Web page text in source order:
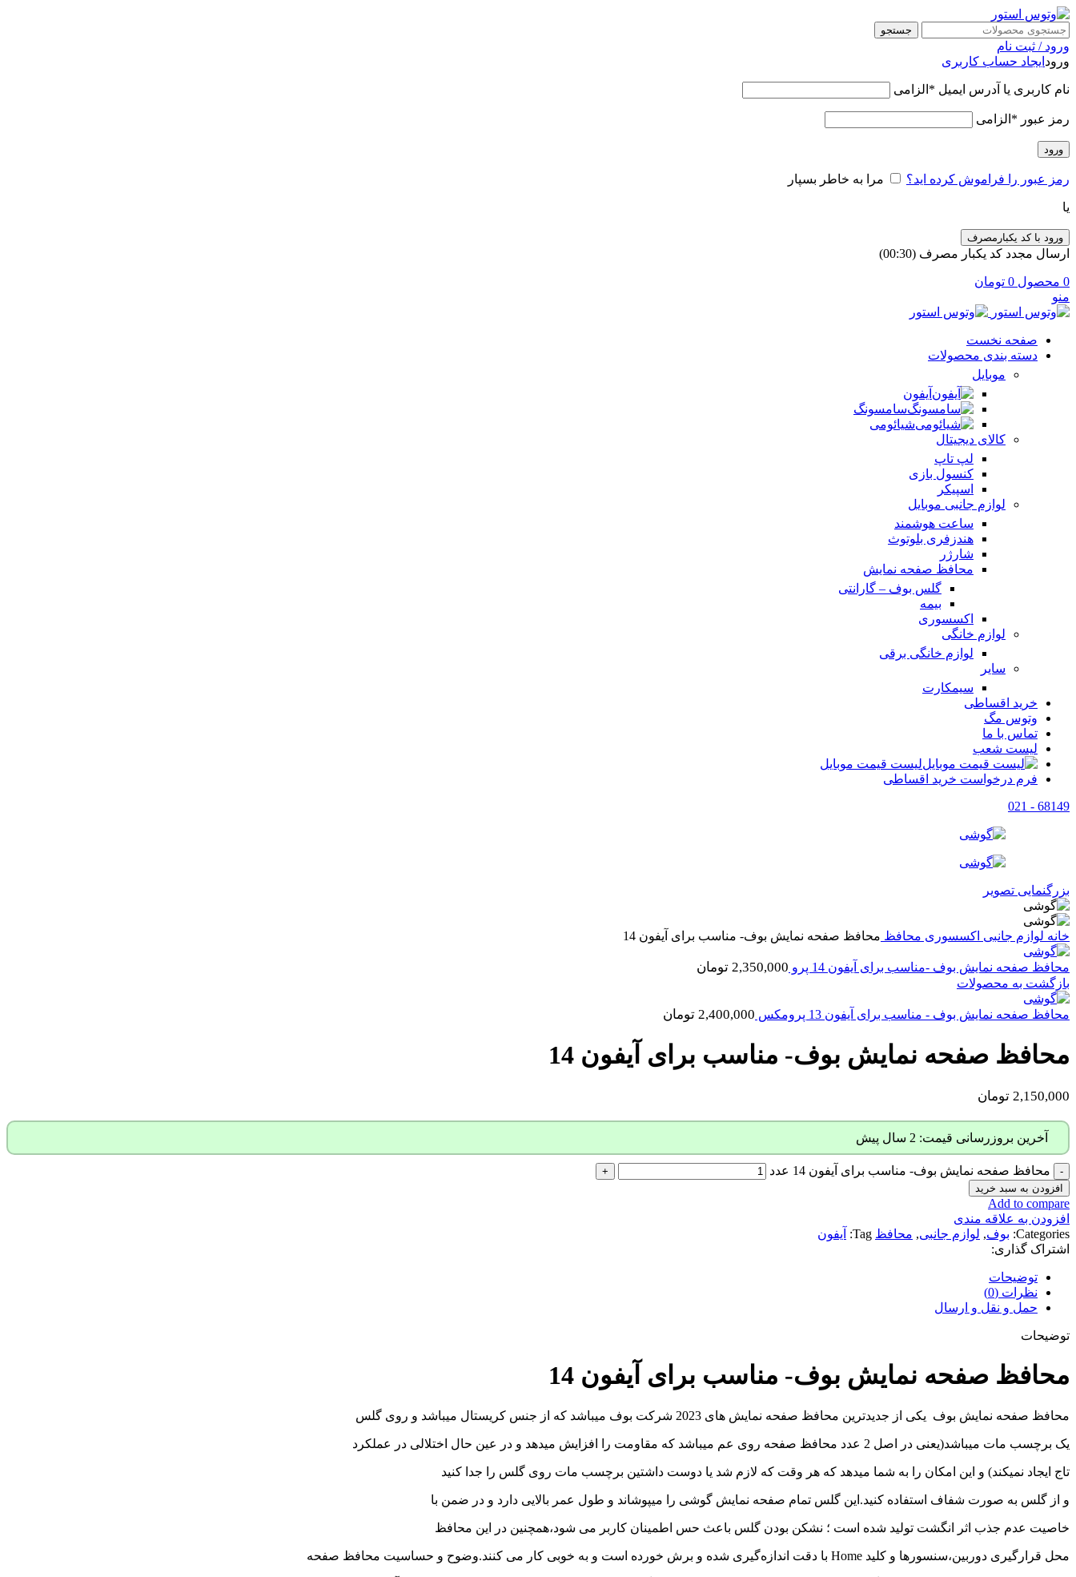
جستجو
ورود / ثبت نام
ورود ایجاد حساب کاربری
نام کاربری یا آدرس ایمیل * الزامی
رمز عبور * الزامی
ورود
رمز عبور را فراموش کرده اید؟ مرا به خاطر بسپار
یا
ورود با کد یکبارمصرف
ارسال مجدد کد یکبار مصرف (00:
30
)
0 محصول 0 تومان
منو
صفحه نخست
دسته بندی محصولات
موبایل
آیفون
سامسونگ
شیائومی
کالای دیجیتال
لپ تاپ
کنسول بازی
اسپیکر
لوازم جانبی موبایل
ساعت هوشمند
هندزفری بلوتوث
شارژر
محافظ صفحه نمایش
گلس بوف – گارانتی
بیمه
اکسسوری
لوازم خانگی
لوازم خانگی برقی
سایر
سیمکارت
خرید اقساطی
وتوس مگ
تماس با ما
لیست شعب
لیست قیمت موبایل
فرم درخواست خرید اقساطی
68149 - 021
بزرگنمایی تصویر
خانه لوازم جانبی اکسسوری محافظ محافظ صفحه نمایش بوف- مناسب برای آیفون 14
محافظ صفحه نمایش بوف -مناسب برای آیفون 14 پرو 2,350,000 تومان
بازگشت به محصولات
محافظ صفحه نمایش بوف - مناسب برای آیفون 13 پرومکس 2,400,000 تومان
محافظ صفحه نمایش بوف- مناسب برای آیفون 14
2,150,000 تومان
آخرین بروزرسانی قیمت: 2 سال پیش
محافظ صفحه نمایش بوف- مناسب برای آیفون 14 عدد
افزودن به سبد خرید
Add to compare
افزودن به علاقه مندی
Categories: بوف, لوازم جانبی, محافظ Tag:
آیفون
اشتراک گذاری:
توضیحات
نظرات (0)
حمل و نقل و ارسال
توضیحات
محافظ صفحه نمایش بوف- مناسب برای آیفون 14
محافظ صفحه نمایش بوف یکی از جدیدترین محافظ صفحه نمایش های 2023 شرکت بوف میباشد که از جنس کریستال میباشد و روی گلس
یک برچسب مات میباشد(یعنی در اصل 2 عدد محافظ صفحه روی عم میباشد که مقاومت را افزایش میدهد و در عین حال اختلالی در عملکرد
تاج ایجاد نمیکند) و این امکان را به شما میدهد که هر وقت که لازم شد یا دوست داشتین برچسب مات روی گلس را جدا کنید
و از گلس به صورت شفاف استفاده کنید.این گلس تمام صفحه نمایش گوشی را میپوشاند و طول عمر بالایی دارد و در ضمن با
خاصیت عدم جذب اثر انگشت تولید شده است ؛ نشکن بودن گلس باعث حس اطمینان کاربر می شود،همچنین در این محافظ
محل قرارگیری دوربین،سنسورها و کلید Home با دقت اندازه‌گیری شده و برش خورده است و به خوبی کار می کنند.وضوح و حساسیت محافظ صفحه